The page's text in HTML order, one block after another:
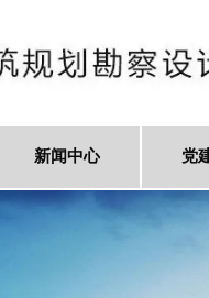
新闻中心 党